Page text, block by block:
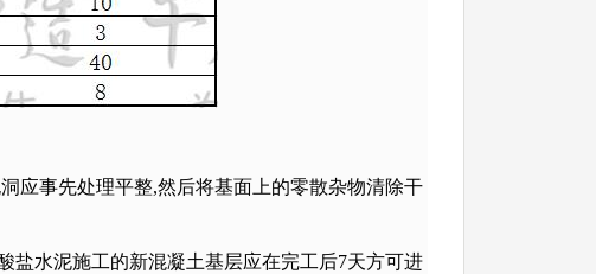
应事先处理平整,然后将基面上的零散杂物清除干
盐水泥施工的新混凝土基层应在完工后7天方可进